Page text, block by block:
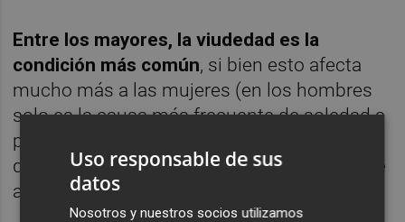
Entre los mayores, la viudedad es la
condición más común, si bien esto afecta
mucho más a las mujeres (en los hombres
solo es la causa más frecuente de soledad a
partir de los 80 años). El 55% de las mujeres
que viven solas tienen 65 años o más, frente
al 27% de los varones.
Uso responsable de sus
datos
Nosotros y nuestros socios utilizamos